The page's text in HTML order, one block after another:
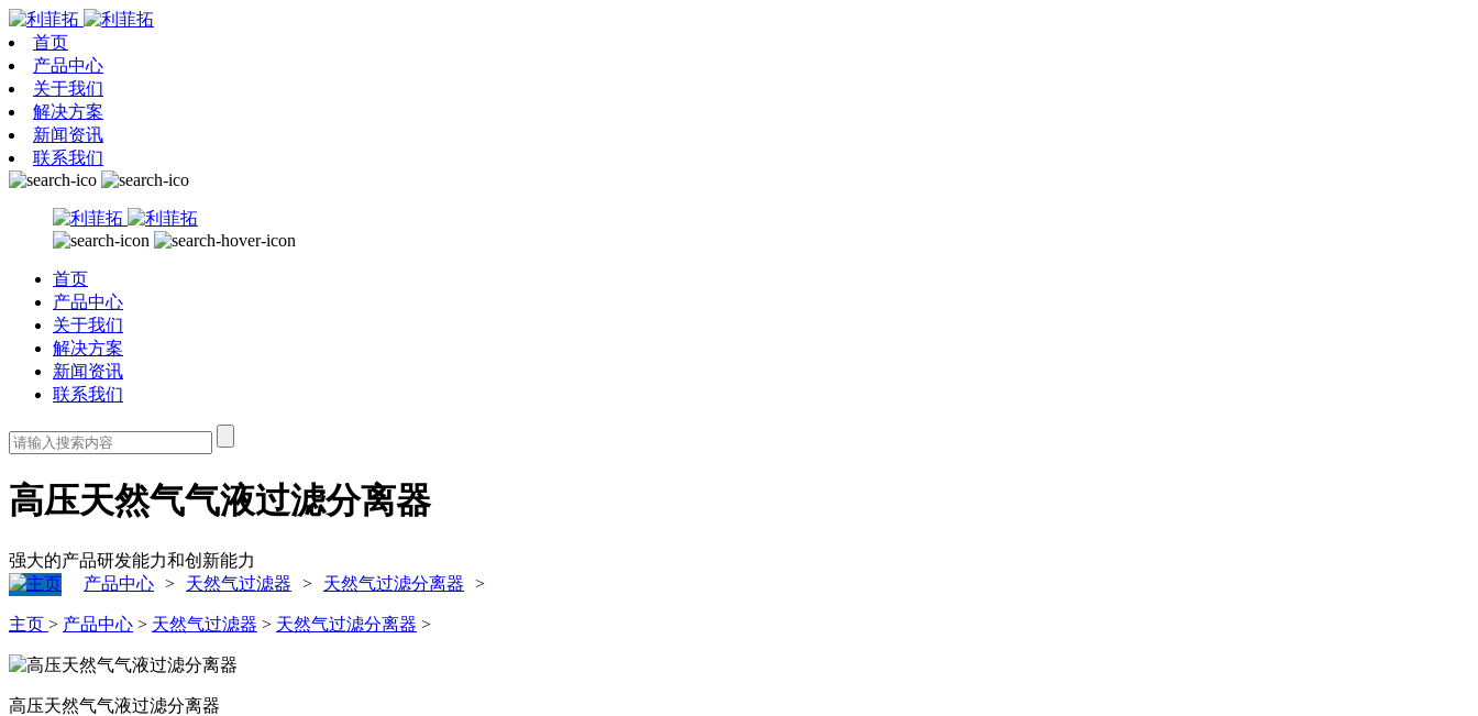
首页
产品中心
关于我们
解决方案
新闻资讯
联系我们
首页
产品中心
关于我们
解决方案
新闻资讯
联系我们
高压天然气气液过滤分离器
强大的产品研发能力和创新能力
产品中心 > 天然气过滤器 > 天然气过滤分离器 >
主页 > 产品中心 > 天然气过滤器 > 天然气过滤分离器 >
高压天然气气液过滤分离器